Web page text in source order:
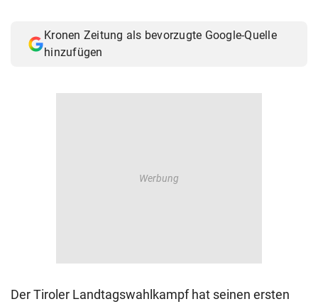
Kronen Zeitung als bevorzugte Google-Quelle
hinzufügen
Der Tiroler Landtagswahlkampf hat seinen ersten